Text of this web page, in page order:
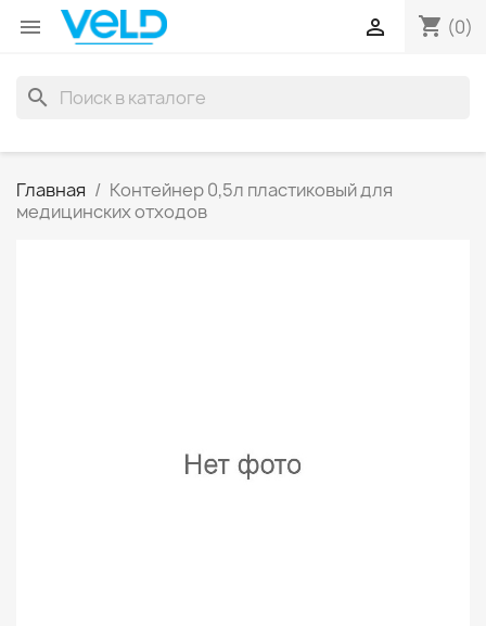
 shopping_cart (0)

search
Главная
Контейнер 0,5л пластиковый для
медицинских отходов